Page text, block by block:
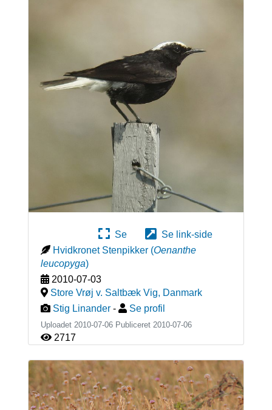
Se
Se link-side
Hvidkronet Stenpikker (Oenanthe
leucopyga)
2010-07-03
Store Vrøj v. Saltbæk Vig, Danmark
Stig Linander - Se profil
Uploadet 2010-07-06 Publiceret 2010-07-06
2717